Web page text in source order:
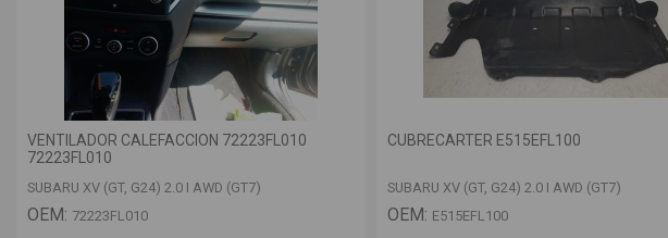
VENTILADOR CALEFACCION 72223FL010
72223FL010
SUBARU XV (GT, G24) 2.0 I AWD (GT7)
OEM: 72223FL010
CUBRECARTER E515EFL100
SUBARU XV (GT, G24) 2.0 I AWD (GT7)
OEM: E515EFL100